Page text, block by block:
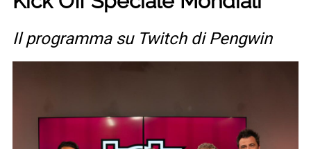
Il programma su Twitch di Pengwin